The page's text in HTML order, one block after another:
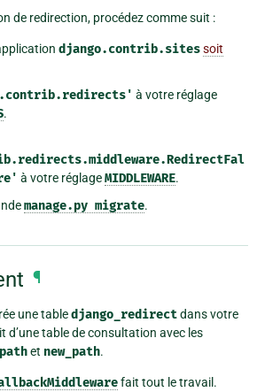
de redirection, procédez comme suit :
django.contrib.sitessoit
à votre réglage
.
à votre réglageMIDDLEWARE.
manage.py migrate.
¶
une tabledjango_redirectdans votre
d’une table de consultation avec les
et new_path.
fait tout le travail.